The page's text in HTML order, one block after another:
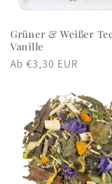
Grüner & Weißer
Vanille
Normaler
Ab €3,30 EUR